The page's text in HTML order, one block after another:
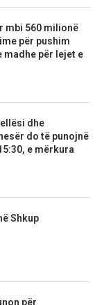
mbi 560 milionë
për pushim
madhe për lejet e
dhe
do të punojnë
e mërkura
Shkup
për